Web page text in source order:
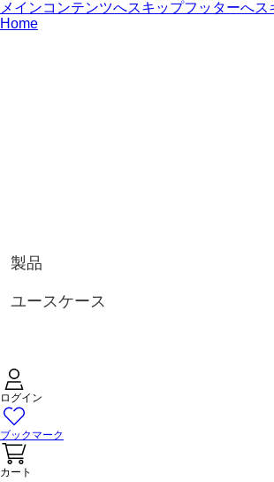
メインコンテンツへスキップフッターへス
Home
製品
ユースケース
ログイン
ブックマーク
カート